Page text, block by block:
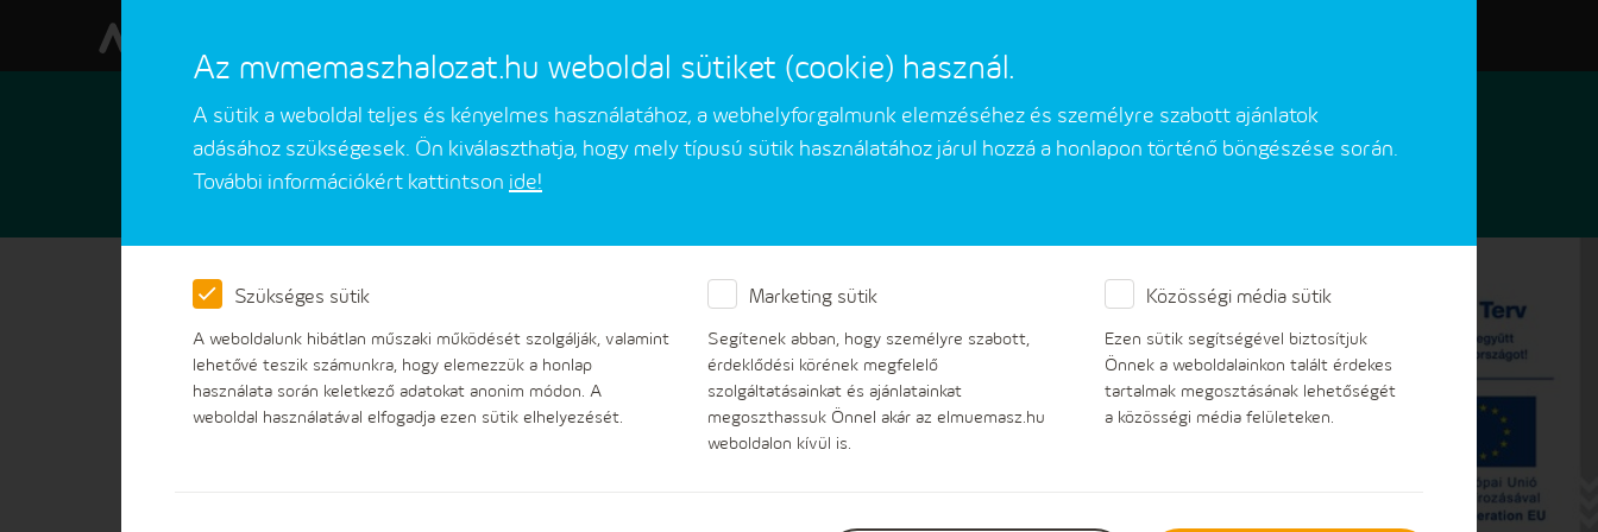
Ügyfeleinknek Ügyintézések
E-ügyintézés
Az mvmemaszhalozat.hu weboldal sütiket (cookie) használ.
A sütik a weboldal teljes és kényelmes használatához, a webhelyforgalmunk elemzéséhez és személyre szabott ajánlatok
adásához szükségesek. Ön kiválaszthatja, hogy mely típusú sütik használatához járul hozzá a honlapon történő böngészése során.
További információkért kattintson ide!
Szükséges sütik
A weboldalunk hibátlan műszaki működését szolgálják, valamint
lehetővé teszik számunkra, hogy elemezzük a honlap
használata során keletkező adatokat anonim módon. A
weboldal használatával elfogadja ezen sütik elhelyezését.
Marketing sütik
Segítenek abban, hogy személyre szabott,
érdeklődési körének megfelelő
szolgáltatásainkat és ajánlatainkat
megoszthassuk Önnel akár az elmuemasz.hu
weboldalon kívül is.
Közösségi média sütik
Ezen sütik segítségével biztosítjuk
Önnek a weboldalainkon talált érdekes
tartalmak megosztásának lehetőségét
a közösségi média felületeken.